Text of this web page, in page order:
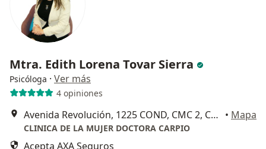
Mtra. Edith Lorena Tovar Sierra
Psicóloga · Ver más
4 opiniones
Avenida Revolución, 1225 COND, CMC 2, Consultorio 03N6, Col. Los Alpes, Álvaro Obregón • Mapa
CLINICA DE LA MUJER DOCTORA CARPIO
Acepta AXA Seguros